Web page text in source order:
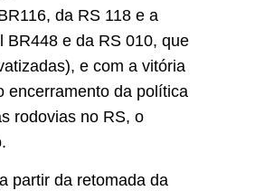
da RS 118 e a
BR448 e da RS 010, que
e com a vitória
encerramento da política
rodovias no RS, o
partir da retomada da